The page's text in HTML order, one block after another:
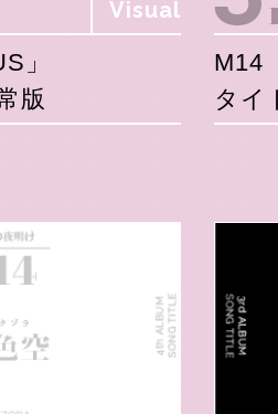
Visual
」
版
M14
タイ